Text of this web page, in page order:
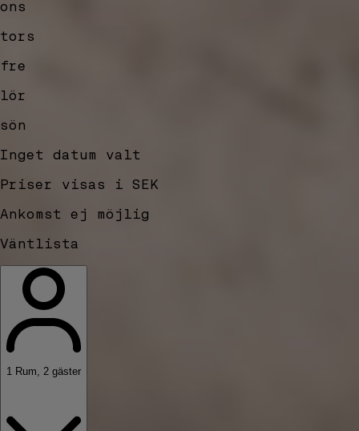
ons
tors
fre
lör
sön
Inget datum valt
Priser visas i SEK
Ankomst ej möjlig
Väntlista
1 Rum, 2 gäster